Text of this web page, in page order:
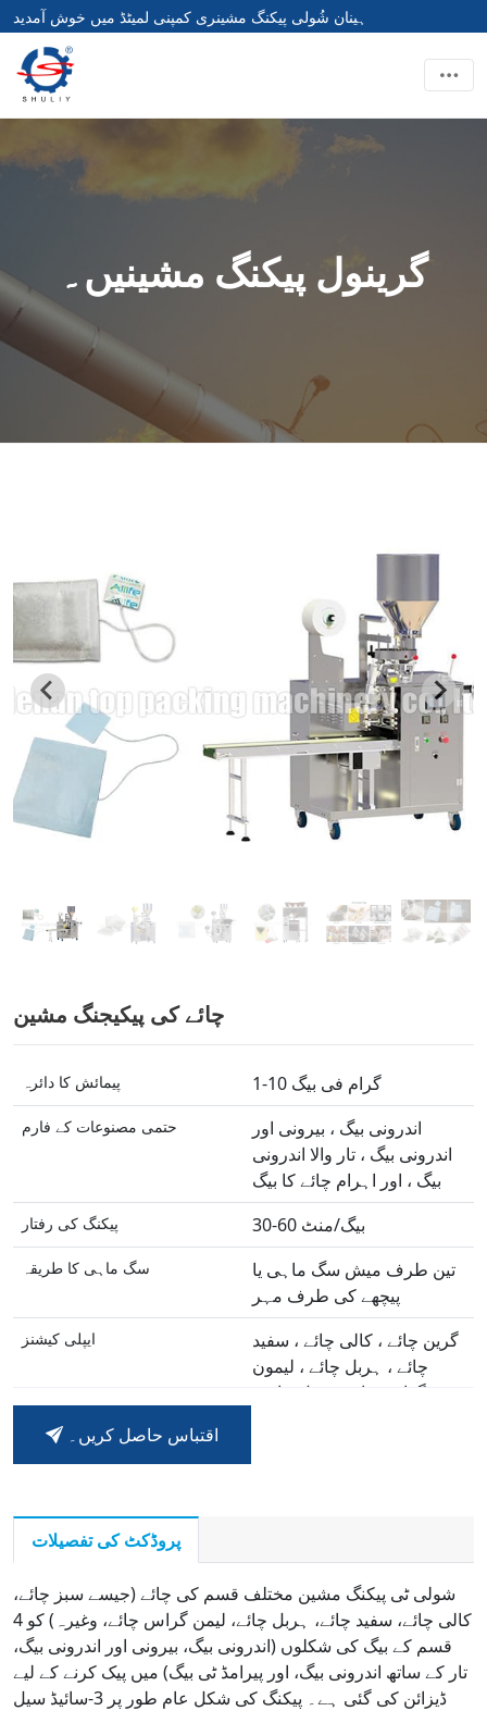
ہینان شُولی پیکنگ مشینری کمپنی لمیٹڈ میں خوش آمدید
گرینول پیکنگ مشینیں۔
چائے کی پیکیجنگ مشین
پیمائش کا دائرہ 1-10 گرام فی بیگ
حتمی مصنوعات کے فارم
اندرونی بیگ ، بیرونی اور
اندرونی بیگ ، تار والا اندرونی
بیگ ، اور اہرام چائے کا بیگ
پیکنگ کی رفتار 30-60 بیگ/منٹ
سگ ماہی کا طریقہ
تین طرف میش سگ ماہی یا
پیچھے کی طرف مہر
ایپلی کیشنز
گرین چائے ، کالی چائے ، سفید
چائے ، ہربل چائے ، لیمون
گراس چائے ، پھول چائے ،
اقتباس حاصل کریں۔
پروڈکٹ کی تفصیلات
شولی ٹی پیکنگ مشین مختلف قسم کی چائے (جیسے سبز چائے،
کالی چائے، سفید چائے، ہربل چائے، لیمن گراس چائے، وغیرہ) کو 4
قسم کے بیگ کی شکلوں (اندرونی بیگ، بیرونی اور اندرونی بیگ،
تار کے ساتھ اندرونی بیگ، اور پیرامڈ ٹی بیگ) میں پیک کرنے کے لیے
ڈیزائن کی گئی ہے۔ پیکنگ کی شکل عام طور پر 3-سائیڈ سیل